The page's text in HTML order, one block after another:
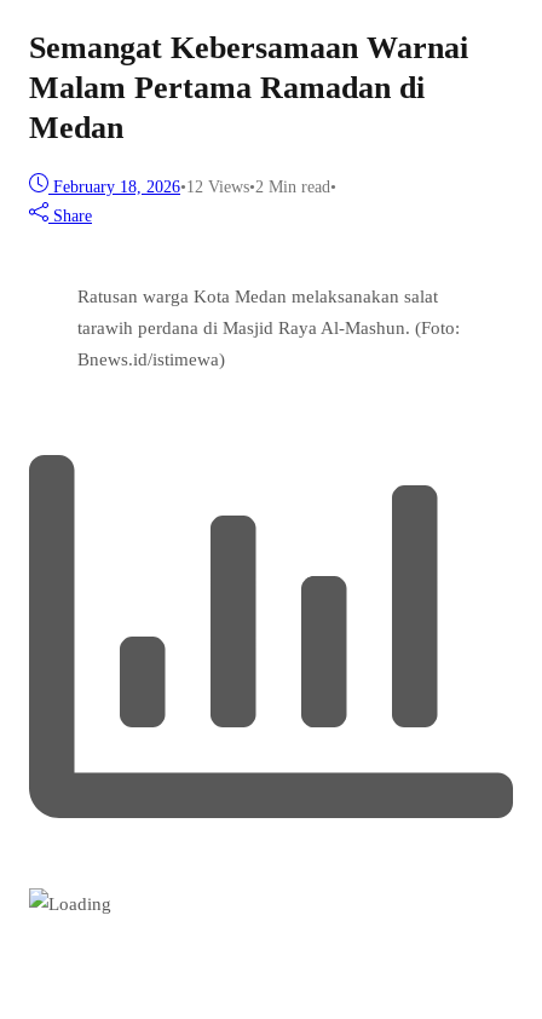
Semangat Kebersamaan Warnai
Malam Pertama Ramadan di
Medan
February 18, 2026•12 Views•2 Min read•
Share
Ratusan warga Kota Medan melaksanakan salat
tarawih perdana di Masjid Raya Al-Mashun. (Foto:
Bnews.id/istimewa)